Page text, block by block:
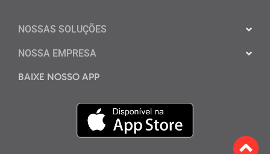
NOSSAS SOLUÇÕES
NOSSA EMPRESA
BAIXE NOSSO APP